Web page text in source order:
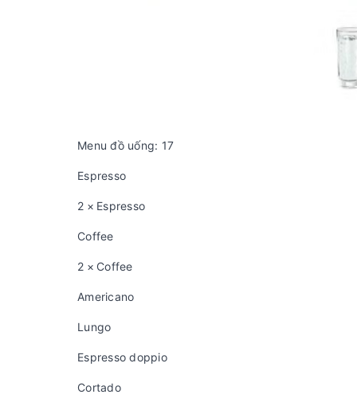
Menu đồ uống: 17
Espresso
2 × Espresso
Coffee
2 × Coffee
Americano
Lungo
Espresso doppio
Cortado